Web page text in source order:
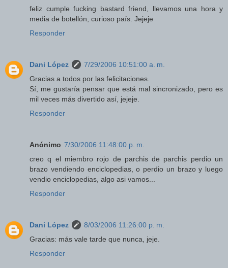
feliz cumple fucking bastard friend, llevamos una hora y
media de botellón, curioso país. Jejeje
Responder
Dani López
7/29/2006 10:51:00 a. m.
Gracias a todos por las felicitaciones.
Sí, me gustaría pensar que está mal sincronizado, pero es
mil veces más divertido así, jejeje.
Responder
Anónimo 7/30/2006 11:48:00 p. m.
creo q el miembro rojo de parchis de parchis perdio un
brazo vendiendo enciclopedias, o perdio un brazo y luego
vendio enciclopedias, algo asi vamos...
Responder
Dani López
8/03/2006 11:26:00 p. m.
Gracias: más vale tarde que nunca, jeje.
Responder